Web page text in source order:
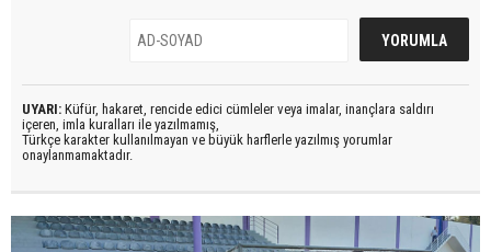
UYARI: Küfür, hakaret, rencide edici cümleler veya imalar, inançlara saldırı
içeren, imla kuralları ile yazılmamış,
Türkçe karakter kullanılmayan ve büyük harflerle yazılmış yorumlar
onaylanmamaktadır.